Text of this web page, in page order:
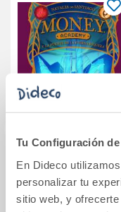
Tu Configuración
En Dideco
personalizar tu
sitio web, y
MONEY Academy
MONEY Academy
la fuente de la